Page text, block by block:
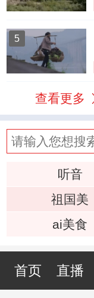
5
查看更多
听音
祖国美
ai美食
首页 直播